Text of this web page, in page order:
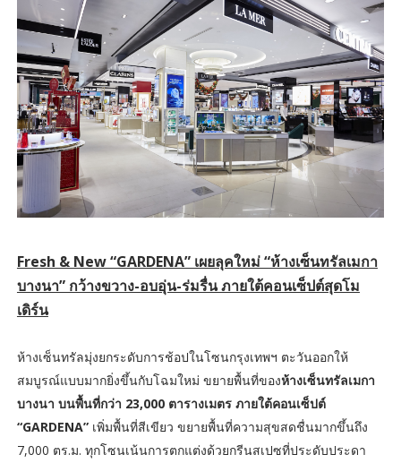
Fresh & New “GARDENA” เผยลุคใหม่ “ห้างเซ็นทรัลเมกา
บางนา” กว้างขวาง-อบอุ่น-ร่มรื่น ภายใต้คอนเซ็ปต์สุดโม
เดิร์น
ห้างเซ็นทรัลมุ่งยกระดับการช้อปในโซนกรุงเทพฯ ตะวันออกให้
สมบูรณ์แบบมากยิ่งขึ้นกับโฉมใหม่ ขยายพื้นที่ของห้างเซ็นทรัลเมกา
บางนา บนพื้นที่กว่า 23,000 ตารางเมตร ภายใต้คอนเซ็ปต์
“GARDENA”เพิ่มพื้นที่สีเขียว ขยายพื้นที่ความสุขสดชื่นมากขึ้นถึง
7,000 ตร.ม. ทุกโซนเน้นการตกแต่งด้วยกรีนสเปซที่ประดับประดา